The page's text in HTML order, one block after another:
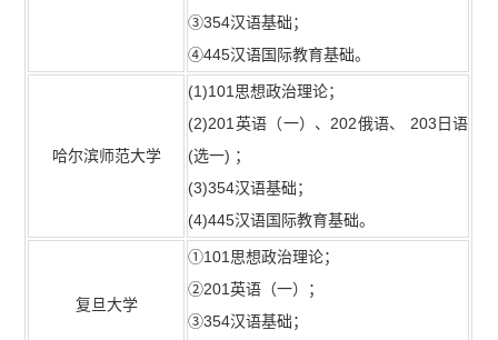
③354汉语基础；
④445汉语国际教育基础。
哈尔滨师范大学
(1)101思想政治理论；
(2)201英语（一）、202俄语、 203日语
(选一) ；
(3)354汉语基础；
(4)445汉语国际教育基础。
复旦大学
①101思想政治理论；
②201英语（一）；
③354汉语基础；